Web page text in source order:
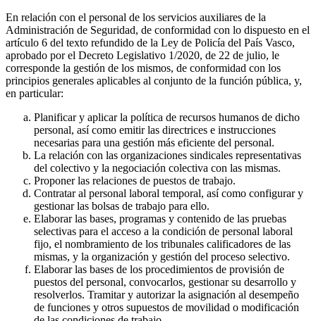
En relación con el personal de los servicios auxiliares de la
Administración de Seguridad, de conformidad con lo dispuesto en el
artículo 6 del texto refundido de la Ley de Policía del País Vasco,
aprobado por el Decreto Legislativo 1/2020, de 22 de julio, le
corresponde la gestión de los mismos, de conformidad con los
principios generales aplicables al conjunto de la función pública, y,
en particular:
Planificar y aplicar la política de recursos humanos de dicho
personal, así como emitir las directrices e instrucciones
necesarias para una gestión más eficiente del personal.
La relación con las organizaciones sindicales representativas
del colectivo y la negociación colectiva con las mismas.
Proponer las relaciones de puestos de trabajo.
Contratar al personal laboral temporal, así como configurar y
gestionar las bolsas de trabajo para ello.
Elaborar las bases, programas y contenido de las pruebas
selectivas para el acceso a la condición de personal laboral
fijo, el nombramiento de los tribunales calificadores de las
mismas, y la organización y gestión del proceso selectivo.
Elaborar las bases de los procedimientos de provisión de
puestos del personal, convocarlos, gestionar su desarrollo y
resolverlos. Tramitar y autorizar la asignación al desempeño
de funciones y otros supuestos de movilidad o modificación